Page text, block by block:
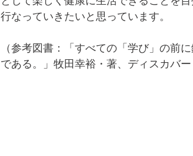
行なっていきたいと思っています。
（参考図書：「すべての「学び」の前
である。」牧田幸裕・著、ディスカバ